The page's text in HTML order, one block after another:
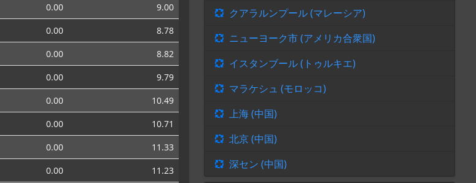
0.00
9.00
0.00
8.78
0.00
8.82
0.00
9.79
0.00
10.49
0.00
10.71
0.00
11.33
0.00
11.23
クアラルンプール (マレーシア)
ニューヨーク市 (アメリカ合衆国)
イスタンブール (トゥルキエ)
マラケシュ (モロッコ)
上海 (中国)
北京 (中国)
深セン (中国)